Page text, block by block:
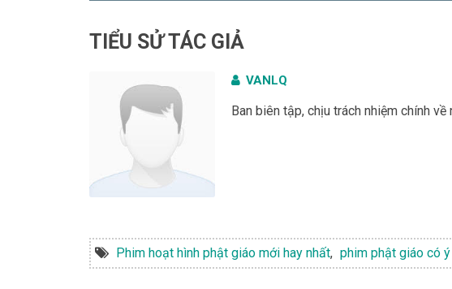
TIỂU SỬ TÁC GIẢ
VANLQ
Ban biên tập, chịu trách nhiệm chính
Phim hoạt hình phật giáo mới hay nhất, phim phật giáo có